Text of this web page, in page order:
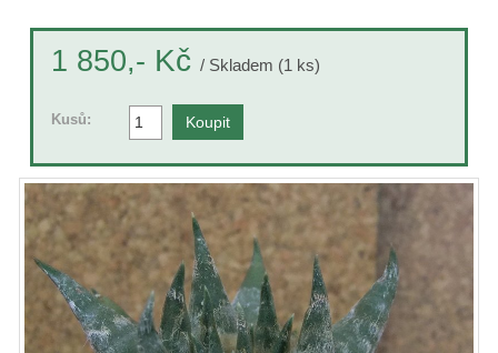
1 850,- Kč / Skladem (1 ks)
Kusů: